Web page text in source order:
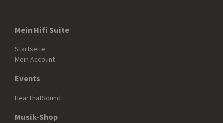
Mein Hifi Suite
Startseite
Mein Account
Events
HearThatSound
Musik-Shop